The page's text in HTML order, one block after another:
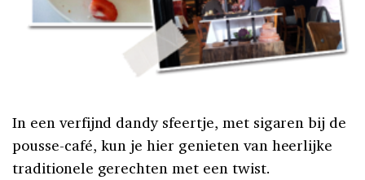
In een verfijnd dandy sfeertje, met sigaren bij de
pousse-café, kun je hier genieten van heerlijke
traditionele gerechten met een twist.